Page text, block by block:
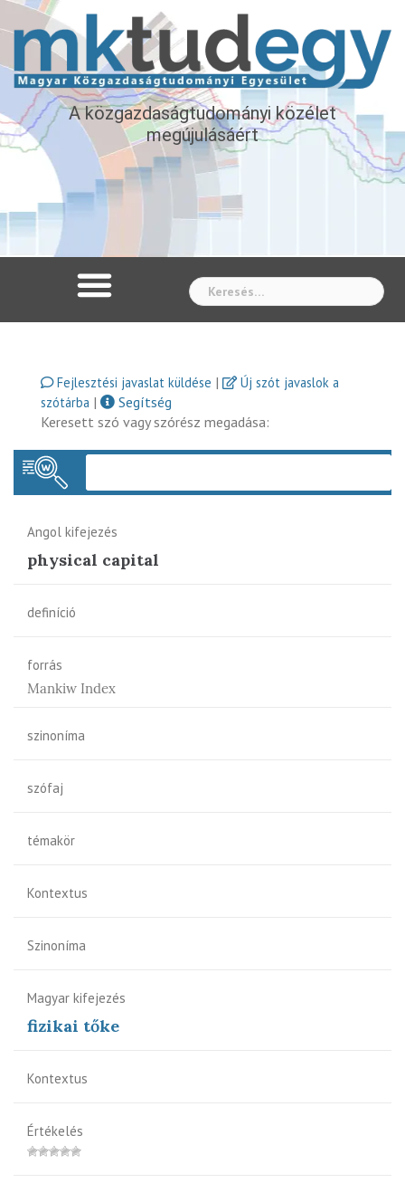
A közgazdaságtudományi közélet
megújulásáért
Fejlesztési javaslat küldése |
Új szót javaslok a
szótárba |
Segítség
Keresett szó vagy szórész megadása:
Angol kifejezés
physical capital
definíció
forrás
Mankiw Index
szinoníma
szófaj
témakör
Kontextus
Szinoníma
Magyar kifejezés
fizikai tőke
Kontextus
Értékelés